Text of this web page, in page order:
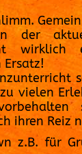
der
wirklich
vielen
ihren Reiz
z.B. für